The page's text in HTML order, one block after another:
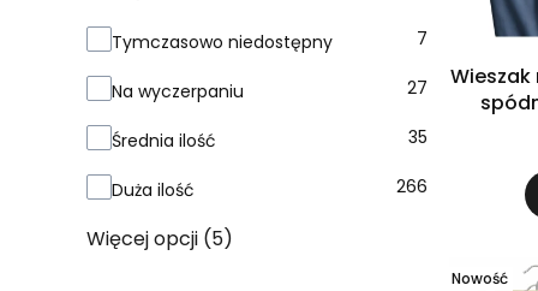
Dostępność
Tymczasowo niedostępny 7
Na wyczerpaniu 27
Średnia ilość 35
Duża ilość 266
Więcej opcji (5)
Nowość